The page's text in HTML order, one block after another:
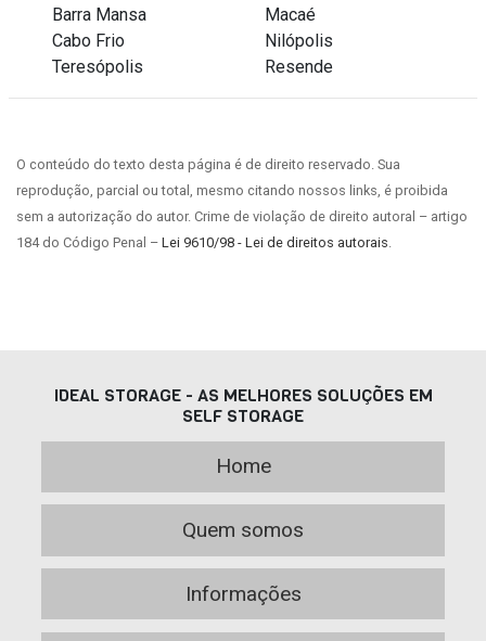
Barra Mansa
Macaé
Cabo Frio
Nilópolis
Teresópolis
Resende
O conteúdo do texto desta página é de direito reservado. Sua
reprodução, parcial ou total, mesmo citando nossos links, é proibida
sem a autorização do autor. Crime de violação de direito autoral – artigo
184 do Código Penal – Lei 9610/98 - Lei de direitos autorais
IDEAL STORAGE - AS MELHORES SOLUÇÕES EM
SELF STORAGE
Home
Quem somos
Informações